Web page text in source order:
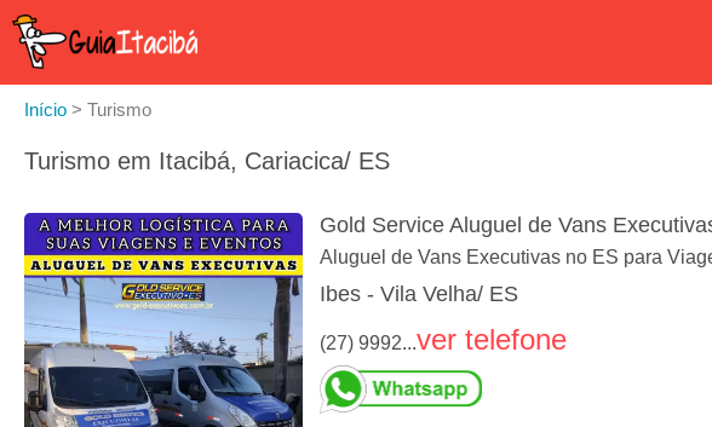
Início > Turismo
Turismo em Itacibá, Cariacica/ ES
Gold Service Aluguel de Vans
Aluguel de Vans Executivas no ES para
Ibes - Vila Velha/ ES
(27) 9992...ver telefone